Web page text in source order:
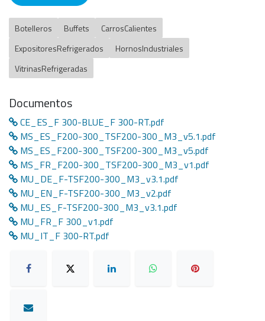
Botelleros Buffets
CarrosCalientes
ExpositoresRefrigerados
HornosIndustriales
VitrinasRefrigeradas
Documentos
CE_ES_F 300-BLUE_F 300-RT.pdf
MS_ES_F200-300_TSF200-300_M3_v5.1.pdf
MS_ES_F200-300_TSF200-300_M3_v5.pdf
MS_FR_F200-300_TSF200-300_M3_v1.pdf
MU_DE_F-TSF200-300_M3_v3.1.pdf
MU_EN_F-TSF200-300_M3_v2.pdf
MU_ES_F-TSF200-300_M3_v3.1.pdf
MU_FR_F 300_v1.pdf
MU_IT_F 300-RT.pdf